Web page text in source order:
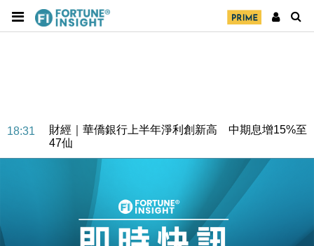
18:31
財經｜華僑銀行上半年淨利創新高 中期息增15%至
47仙
財經｜滙豐上調香港今年GDP預測至4.5% 看好貿易
及消費表現
本地｜假冒內地執法人員要求交「保證金」 43歲女子
損失近6900萬元
財經｜日經失守6.5萬點後回穩 全周仍升近2%